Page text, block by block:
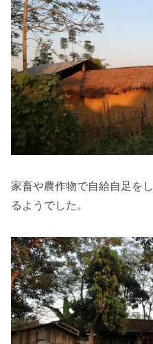
家畜や農作物で自給自足を
るようでした。